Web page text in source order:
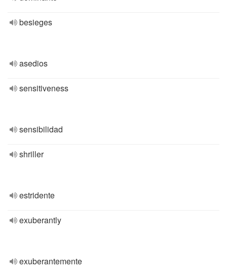
besieges
asedios
sensitiveness
sensibilidad
shriller
estridente
exuberantly
exuberantemente